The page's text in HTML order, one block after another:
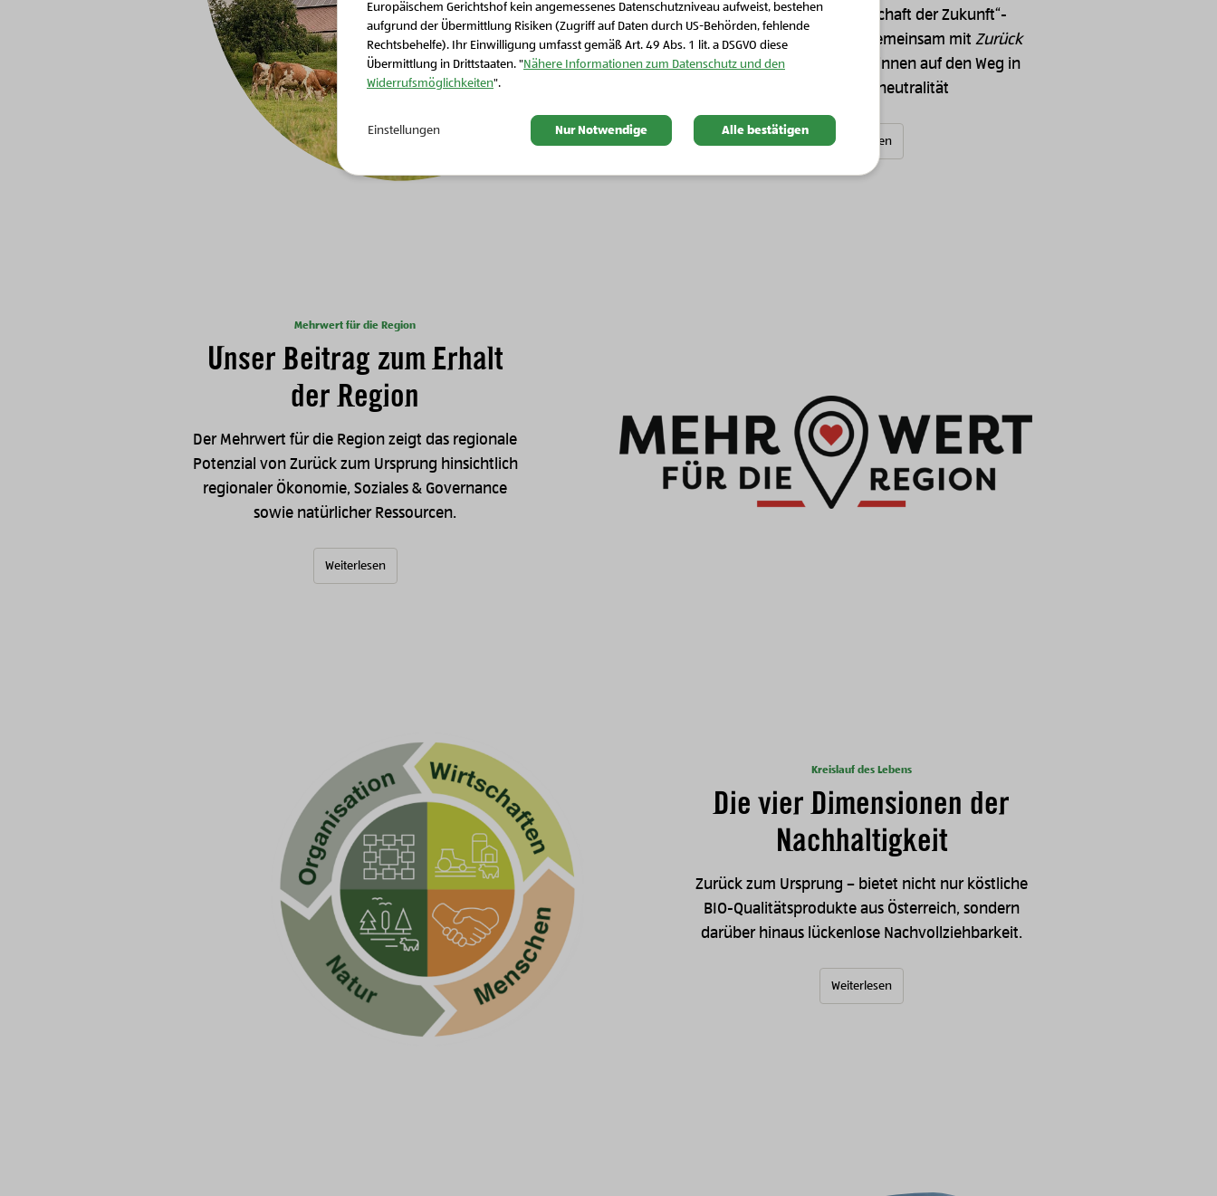
Mit unserem „Landwirtschaft der Zukunft“-
Projekt machen wir uns gemeinsam mit Zurück
zum Ursprung
BIO-Bäuer:innen auf den Weg in
Richtung Klimaneutralität
Weiterlesen
Mehrwert für die Region
Unser Beitrag zum Erhalt
der Region
Der Mehrwert für die Region zeigt das regionale
Potenzial von Zurück zum Ursprung hinsichtlich
regionaler Ökonomie, Soziales & Governance
sowie natürlicher Ressourcen.
Weiterlesen
Kreislauf des Lebens
Die vier Dimensionen der
Nachhaltigkeit
Zurück zum Ursprung – bietet nicht nur köstliche
BIO-Qualitätsprodukte aus Österreich, sondern
darüber hinaus lückenlose Nachvollziehbarkeit.
Weiterlesen
Europäischem Gerichtshof kein angemessenes Datenschutzniveau aufweist, bestehen
aufgrund der Übermittlung Risiken (Zugriff auf Daten durch US-Behörden, fehlende
Rechtsbehelfe). Ihr Einwilligung umfasst gemäß Art. 49 Abs. 1 lit. a DSGVO diese
Übermittlung in Drittstaaten. "Nähere Informationen zum Datenschutz und den
Widerrufsmöglichkeiten".
Einstellungen Nur Notwendige Alle bestätigen